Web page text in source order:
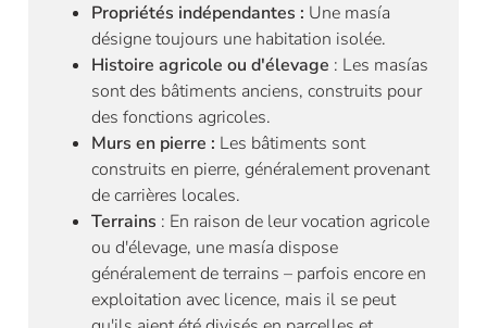
Propriétés indépendantes : Une masía
désigne toujours une habitation isolée.
Histoire agricole ou d'élevage : Les masías
sont des bâtiments anciens, construits pour
des fonctions agricoles.
Murs en pierre : Les bâtiments sont
construits en pierre, généralement provenant
de carrières locales.
Terrains : En raison de leur vocation agricole
ou d'élevage, une masía dispose
généralement de terrains – parfois encore en
exploitation avec licence, mais il se peut